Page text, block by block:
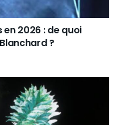
2026 : de quoi
?